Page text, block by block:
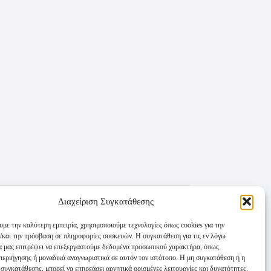
Διαχείριση Συγκατάθεσης
την καλύτερη εμπειρία, χρησιμοποιούμε τεχνολογίες όπως cookies για την
την πρόσβαση σε πληροφορίες συσκευών. Η συγκατάθεση για τις εν λόγω
μας επιτρέψει να επεξεργαστούμε δεδομένα προσωπικού χαρακτήρα, όπως
ή μοναδικά αναγνωριστικά σε αυτόν τον ιστότοπο. Η μη συγκατάθεση ή η
μπορεί να επηρεάσει αρνητικά ορισμένες λειτουργίες και δυνατότητες.